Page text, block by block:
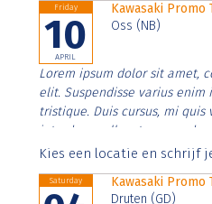
Friday
10
APRIL
Kawasaki Promo
Oss (NB)
Lorem ipsum dolor sit amet,
elit. Suspendisse varius enim
tristique. Duis cursus, mi
interdum nulla, ut commodo
Aenean faucibus nibh et
Kies een locatie en schrijf
Saturday
Kawasaki Promo
Druten (GD)